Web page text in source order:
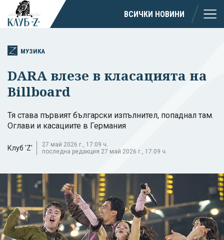
ВСИЧКИ НОВИНИ
МУЗИКА
DARA влезе в класацията на
Billboard
Тя става първият български изпълнител, попаднал там.
Оглави и касациите в Германия
Клуб 'Z'
27 май 2026 г., 17:09 ч.
последна редакция 27 май 2026 г., 17:09 ч.